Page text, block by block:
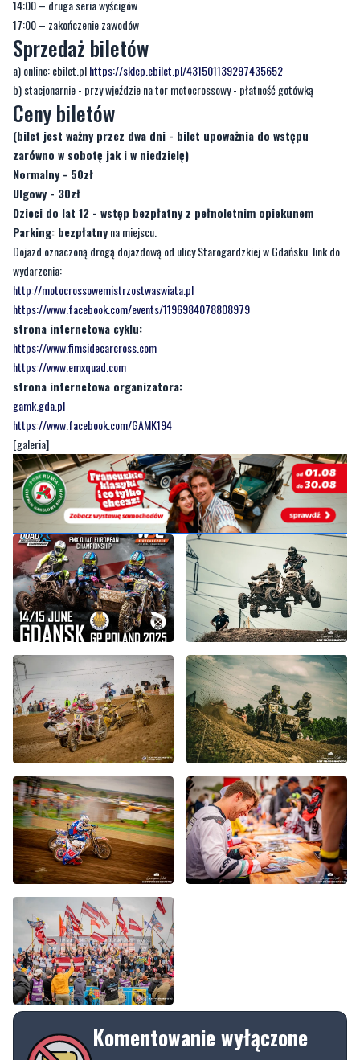
14:00 – druga seria wyścigów
17:00 – zakończenie zawodów
Sprzedaż biletów
a) online: ebilet.plhttps://sklep.ebilet.pl/431501139297435652
b) stacjonarnie - przy wjeździe na tor motocrossowy - płatność gotówką
Ceny biletów
(bilet jest ważny przez dwa dni - bilet upoważnia do wstępu
zarówno w sobotę jak i w niedzielę)
Normalny - 50zł
Ulgowy - 30zł
Dzieci do lat 12 - wstęp bezpłatny z pełnoletnim opiekunem
Parking: bezpłatnyna miejscu.
Dojazd oznaczoną drogą dojazdową od ulicy Starogardzkiej w Gdańsku. link do
wydarzenia:
http://motocrossowemistrzostwaswiata.pl
https://www.facebook.com/events/1196984078808979
strona internetowa cyklu:
https://www.fimsidecarcross.com
https://www.emxquad.com
strona internetowa organizatora:
gamk.gda.pl
https://www.facebook.com/GAMK194
[galeria]
Komentowanie wyłączone